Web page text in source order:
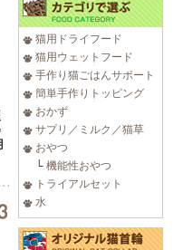
猫用ドライフード
猫用ウェットフード
手作り猫ごはんサポート
簡単手作りトッピング
おかず
サプリ／ミルク／猫草
おやつ
└ 機能性おやつ
トライアルセット
水